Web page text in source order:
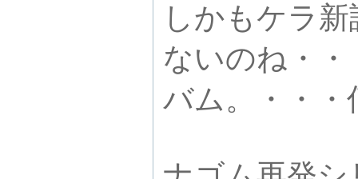
しかもケラ
ないのね・
バム。・・・